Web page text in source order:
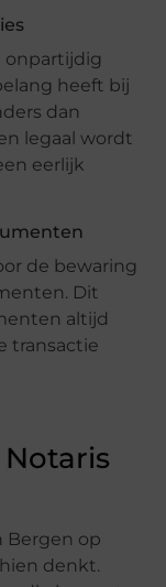
onpartijdig
heeft bij
dan
legaal wordt
eerlijk
de bewaring
Dit
altijd
transactie
Bergen op
denkt.